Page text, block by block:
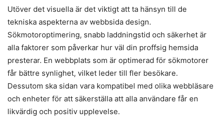
Utöver det visuella är det viktigt att ta hänsyn till de
tekniska aspekterna av webbsida design.
Sökmotoroptimering, snabb laddningstid och säkerhet är
alla faktorer som påverkar hur väl din proffsig hemsida
presterar. En webbplats som är optimerad för sökmotorer
får bättre synlighet, vilket leder till fler besökare.
Dessutom ska sidan vara kompatibel med olika webbläsare
och enheter för att säkerställa att alla användare får en
likvärdig och positiv upplevelse.